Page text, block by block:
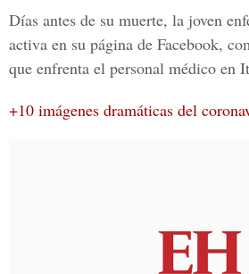
Días antes de su muerte, la joven
activa en su página de Facebook,
que enfrenta el personal médico en
+10 imágenes dramáticas del